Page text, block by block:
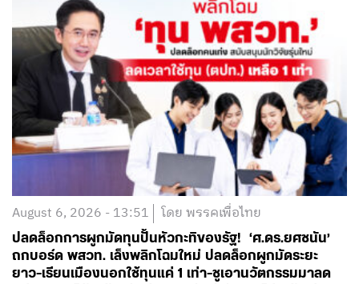
August 6, 2026 - 13:51 โดย พรรคเพื่อไทย
ปลดล็อกการผูกมัดทุนปั้นหัวกะทิของรัฐ! ‘ศ.ดร.ยศชนัน’
ถกบอร์ด พสวท. เล็งพลิกโฉมใหม่ ปลดล็อกผูกมัดระยะ
ยาว-เรียนเมืองนอกใช้ทุนแค่ 1 เท่า-ชูเอานวัตกรรมมาลด